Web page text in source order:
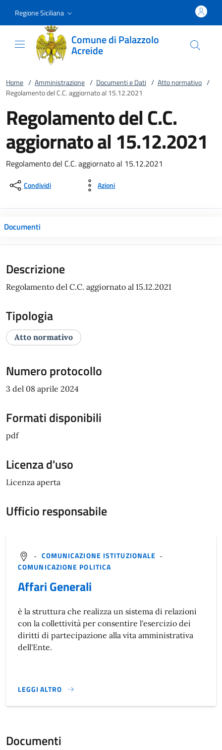
Regione Siciliana
Comune di Palazzolo
Acreide
Home / Amministrazione / Documenti e Dati / Atto normativo /
Regolamento del C.C. aggiornato al 15.12.2021
Regolamento del C.C.
aggiornato al 15.12.2021
Regolamento del C.C. aggiornato al 15.12.2021
Condividi Azioni
Documenti
Descrizione
Regolamento del C.C. aggiornato al 15.12.2021
Tipologia
Atto normativo
Numero protocollo
3 del 08 aprile 2024
Formati disponibili
pdf
Licenza d'uso
Licenza aperta
Ufficio responsabile
- COMUNICAZIONE ISTITUZIONALE -
COMUNICAZIONE POLITICA
Affari Generali
è la struttura che realizza un sistema di relazioni
con la collettività per consentire l'esercizio dei
diritti di partecipazione alla vita amministrativa
dell'Ente.
LEGGI ALTRO
}
Documenti